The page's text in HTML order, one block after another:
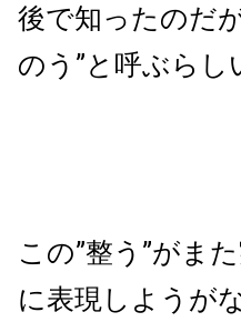
後で知ったのだ
のう”と呼ぶらし
この”整う”がま
に表現しようが